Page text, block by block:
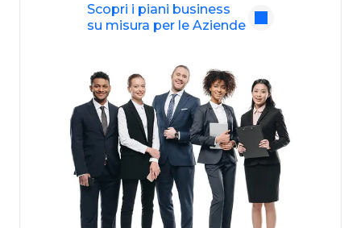
Scopri i piani business
su misura per le Aziende